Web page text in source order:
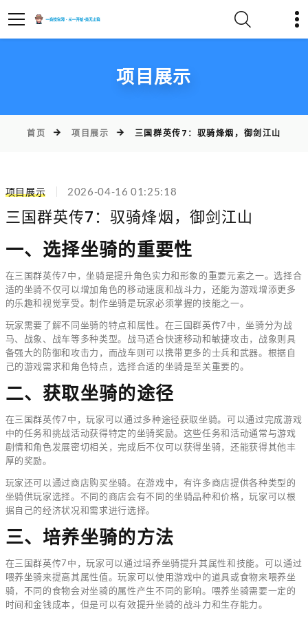
项目展示
首页 项目展示 三国群英传7：驭骑烽烟，御剑江山
项目展示 2026-04-16 01:25:18
三国群英传7：驭骑烽烟，御剑江山
一、选择坐骑的重要性
在三国群英传7中，坐骑是提升角色实力和形象的重要元素之一。选择合
适的坐骑不仅可以增加角色的移动速度和战斗力，还能为游戏增添更多
的乐趣和视觉享受。制作坐骑是玩家必须掌握的技能之一。
玩家需要了解不同坐骑的特点和属性。在三国群英传7中，坐骑分为战
马、战象、战车等多种类型。战马适合快速移动和敏捷攻击，战象则具
备强大的防御和攻击力，而战车则可以携带更多的士兵和武器。根据自
己的游戏需求和角色特点，选择合适的坐骑是至关重要的。
二、获取坐骑的途径
在三国群英传7中，玩家可以通过多种途径获取坐骑。可以通过完成游戏
中的任务和挑战活动获得特定的坐骑奖励。这些任务和活动通常与游戏
剧情和角色发展密切相关，完成后不仅可以获得坐骑，还能获得其他丰
厚的奖励。
玩家还可以通过商店购买坐骑。在游戏中，有许多商店提供各种类型的
坐骑供玩家选择。不同的商店会有不同的坐骑品种和价格，玩家可以根
据自己的经济状况和需求进行选择。
三、培养坐骑的方法
在三国群英传7中，玩家可以通过培养坐骑提升其属性和技能。可以通过
喂养坐骑来提高其属性值。玩家可以使用游戏中的道具或食物来喂养坐
骑，不同的食物会对坐骑的属性产生不同的影响。喂养坐骑需要一定的
时间和金钱成本，但是可以有效提升坐骑的战斗力和生存能力。